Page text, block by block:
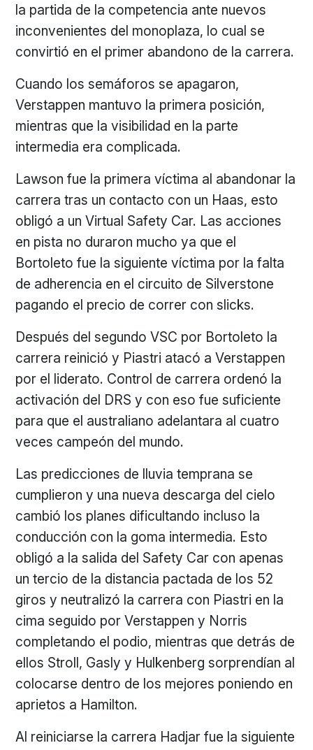
la partida de la competencia ante nuevos
inconvenientes del monoplaza, lo cual se
convirtió en el primer abandono de la carrera.
Cuando los semáforos se apagaron,
Verstappen mantuvo la primera posición,
mientras que la visibilidad en la parte
intermedia era complicada.
Lawson fue la primera víctima al abandonar la
carrera tras un contacto con un Haas, esto
obligó a un Virtual Safety Car. Las acciones
en pista no duraron mucho ya que el
Bortoleto fue la siguiente víctima por la falta
de adherencia en el circuito de Silverstone
pagando el precio de correr con slicks.
Después del segundo VSC por Bortoleto la
carrera reinició y Piastri atacó a Verstappen
por el liderato. Control de carrera ordenó la
activación del DRS y con eso fue suficiente
para que el australiano adelantara al cuatro
veces campeón del mundo.
Las predicciones de lluvia temprana se
cumplieron y una nueva descarga del cielo
cambió los planes dificultando incluso la
conducción con la goma intermedia. Esto
obligó a la salida del Safety Car con apenas
un tercio de la distancia pactada de los 52
giros y neutralizó la carrera con Piastri en la
cima seguido por Verstappen y Norris
completando el podio, mientras que detrás de
ellos Stroll, Gasly y Hulkenberg sorprendían al
colocarse dentro de los mejores poniendo en
aprietos a Hamilton.
Al reiniciarse la carrera Hadjar fue la siguiente